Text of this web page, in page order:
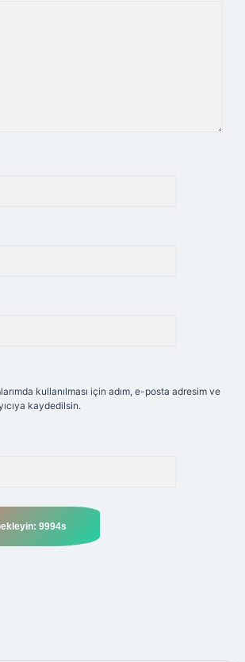
kullanılması için adım, e-posta adresim ve
kaydedilsin.